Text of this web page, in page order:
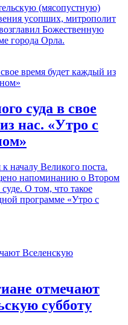
(мясопустную)
усопших, митрополит
Божественную
города Орла.
суда в свое
нас. «Утро с
началу Великого поста.
напоминанию о Втором
О том, что такое
программе «Утро с
отмечают
субботу